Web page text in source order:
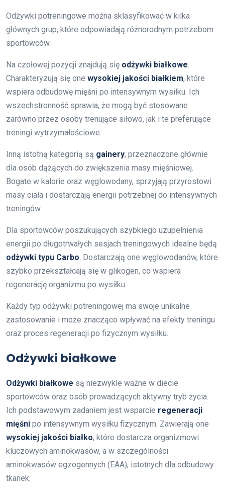
Odżywki potreningowe można sklasyfikować w kilka
głównych grup, które odpowiadają różnorodnym potrzebom
sportowców.
Na czołowej pozycji znajdują się odżywki białkowe.
Charakteryzują się one wysokiej jakości białkiem, które
wspiera odbudowę mięśni po intensywnym wysiłku. Ich
wszechstronność sprawia, że mogą być stosowane
zarówno przez osoby trenujące siłowo, jak i te preferujące
treningi wytrzymałościowe.
Inną istotną kategorią są gainery, przeznaczone głównie
dla osób dążących do zwiększenia masy mięśniowej.
Bogate w kalorie oraz węglowodany, sprzyjają przyrostowi
masy ciała i dostarczają energii potrzebnej do intensywnych
treningów.
Dla sportowców poszukujących szybkiego uzupełnienia
energii po długotrwałych sesjach treningowych idealne będą
odżywki typu Carbo. Dostarczają one węglowodanów, które
szybko przekształcają się w glikogen, co wspiera
regenerację organizmu po wysiłku.
Każdy typ odżywki potreningowej ma swoje unikalne
zastosowanie i może znacząco wpływać na efekty treningu
oraz proces regeneracji po fizycznym wysiłku.
Odżywki białkowe
Odżywki białkowe są niezwykle ważne w diecie
sportowców oraz osób prowadzących aktywny tryb życia.
Ich podstawowym zadaniem jest wsparcie regeneracji
mięśni po intensywnym wysiłku fizycznym. Zawierają one
wysokiej jakości białko, które dostarcza organizmowi
kluczowych aminokwasów, a w szczególności
aminokwasów egzogennych (EAA), istotnych dla odbudowy
tkanek.